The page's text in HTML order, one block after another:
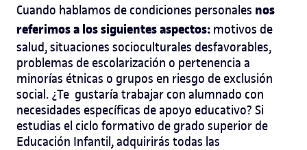
Cuando hablamos de condiciones personales nos
referimos a los siguientes aspectos: motivos de
salud, situaciones socioculturales desfavorables,
problemas de escolarización o pertenencia a
minorías étnicas o grupos en riesgo de exclusión
social. ¿Te gustaría trabajar con alumnado con
necesidades específicas de apoyo educativo? Si
estudias el ciclo formativo de grado superior de
Educación Infantil, adquirirás todas las